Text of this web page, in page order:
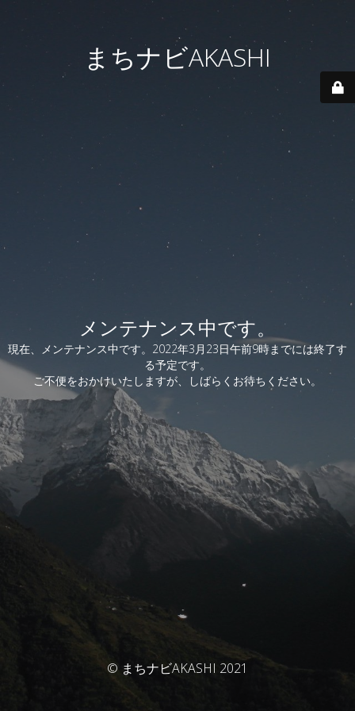
まちナビAKASHI
メンテナンス中です。
現在、メンテナンス中です。2022年3月23日午前9時までには終了す
る予定です。
ご不便をおかけいたしますが、しばらくお待ちください。
© まちナビAKASHI 2021